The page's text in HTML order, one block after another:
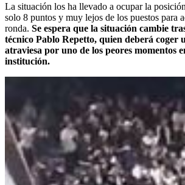
La situación los ha llevado a ocupar la
solo 8 puntos y muy lejos de los puestos para
ronda. Se espera que la situación cambie
técnico Pablo Repetto, quien deberá coger
atraviesa por uno de los peores momentos
institución.